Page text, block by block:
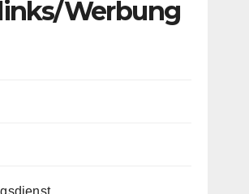
Werbung